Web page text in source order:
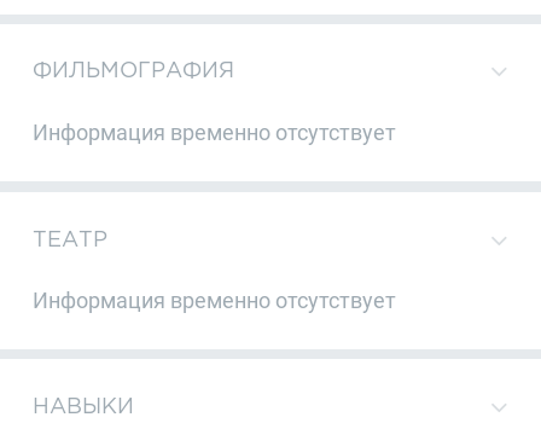
ФИЛЬМОГРАФИЯ
Информация временно отсутствует
ТЕАТР
Информация временно отсутствует
НАВЫКИ